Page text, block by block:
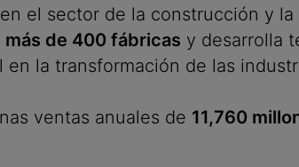
el sector de la construcción y la
más de 400 fábricas y desarrolla
la transformación de las
ventas anuales de 11,760